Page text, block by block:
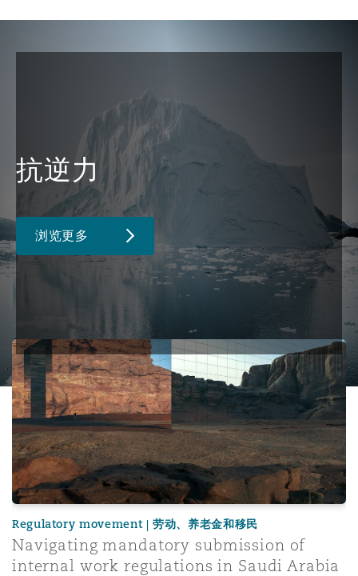
抗逆力
浏览更多
Navigating mandatory submission of internal work
Regulatory movement | 劳动、养老金和移民
Navigating mandatory submission of
internal work regulations in Saudi Arabia